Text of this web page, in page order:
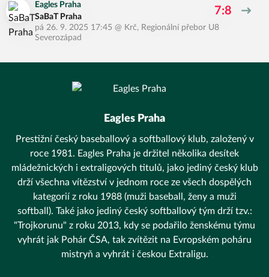
Eagles Praha
SaBaT Praha
7:8
pá 26. 9. 2025 17:45 @ Krč, Regionální přebor U8
Severozápad
Eagles Praha
Prestižní český baseballový a softballový klub, založený v
roce 1981. Eagles Praha je držitel několika desítek
mládežnických i extraligových titulů, jako jediný český klub
drží všechna vítězství v jednom roce ze všech dospělých
kategorií z roku 1988 (muži baseball, ženy a muži
softball). Také jako jediný český softballový tým drží tzv.:
"Trojkorunu" z roku 2013, kdy se podařilo ženskému týmu
vyhrát jak Pohár ČSA, tak zvítězit na Evropském poháru
mistryň a vyhrát i českou Extraligu.